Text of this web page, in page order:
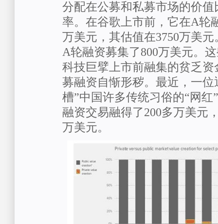
分配在公募和私募市场的价
率。在谷歌上市前，它在A轮
万美元，其估值在3750万美
A轮融资募集了800万美元。
科技巨擘上市前融集的贫乏
募融资自惭形秽。最近，一位
槽”中国许多传统习俗的“网红
融资交易融得了200多万美元
万美元。